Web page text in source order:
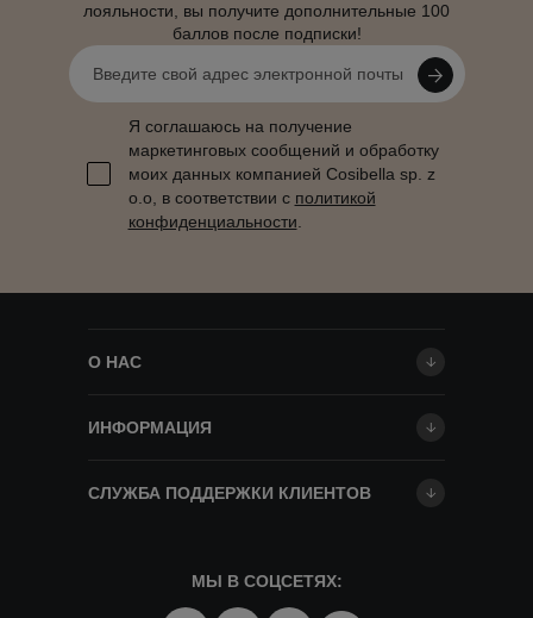
лояльности, вы получите дополнительные 100
баллов после подписки!
Я соглашаюсь на получение
маркетинговых сообщений и обработку
моих данных компанией Cosibella sp. z
o.o, в соответствии с политикой
конфиденциальности.
О НАС
ИНФОРМАЦИЯ
СЛУЖБА ПОДДЕРЖКИ КЛИЕНТОВ
МЫ В СОЦСЕТЯХ: